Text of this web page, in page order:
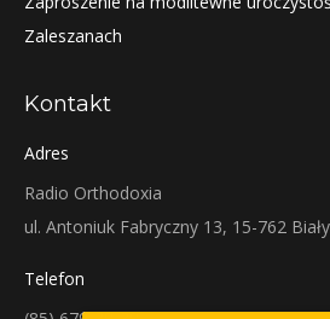
Zaleszanach
Kontakt
Adres
Radio Orthodoxia
ul. Antoniuk Fabryczny 13, 15-762
Telefon